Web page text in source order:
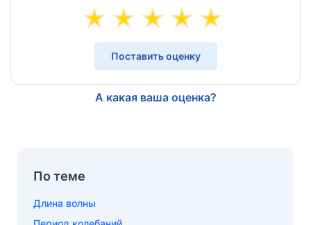
Поставить оценку
А какая ваша оценка?
По теме
Длина волны